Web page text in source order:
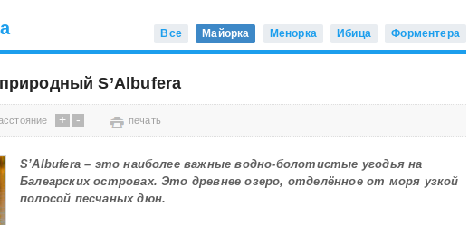
Все Майорка Менорка Ибица Форментера
S’Albufera
+ - печать
S’Albufera – это наиболее важные водно-болотистые угодья на
Балеарских островах. Это древнее озеро, отделённое от моря узкой
полосой песчаных дюн.